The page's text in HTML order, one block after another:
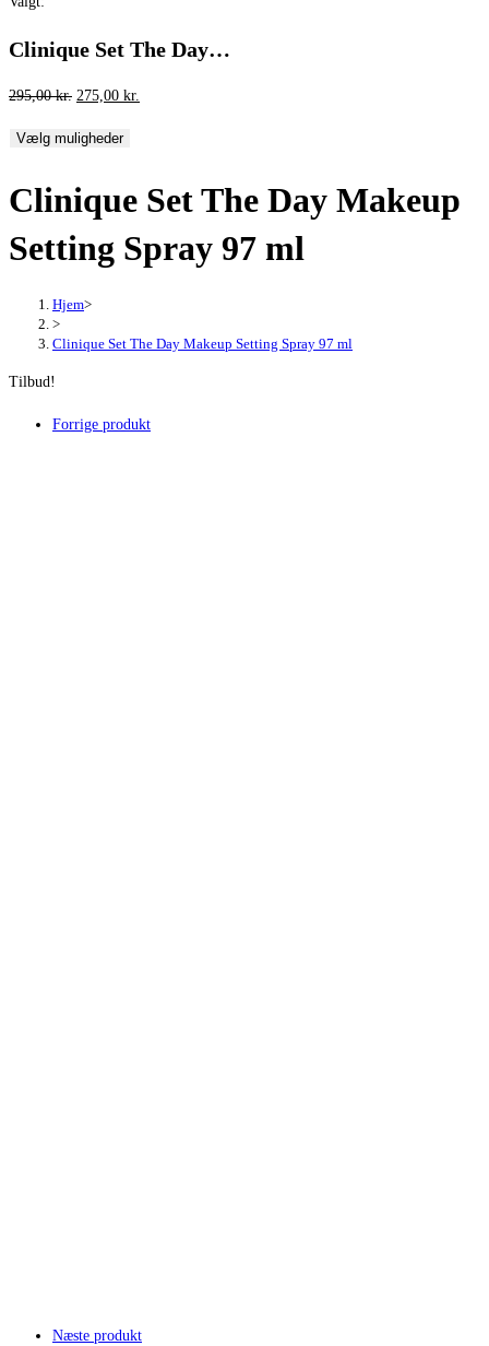
Clinique Set The Day…
295,00kr. Den
pris
295,00 kr..
275,00 kr.
275,00 kr..
Vælg muligheder
Clinique Set The Day Makeup
Setting Spray 97 ml
Hjem>
>
Clinique Set The Day Makeup Setting Spray 97 ml
Tilbud!
Forrige produkt
Næste produkt